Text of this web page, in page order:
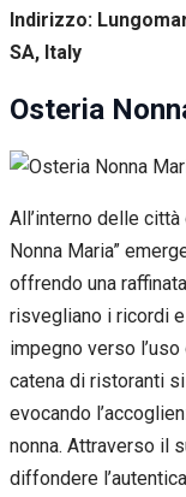
Indirizzo:
SA, Italy
Osteria
All’interno delle città
Nonna Maria”
offrendo una
risvegliano i ricordi
impegno verso
catena di ristoranti
evocando
nonna. Attraverso il
diffondere